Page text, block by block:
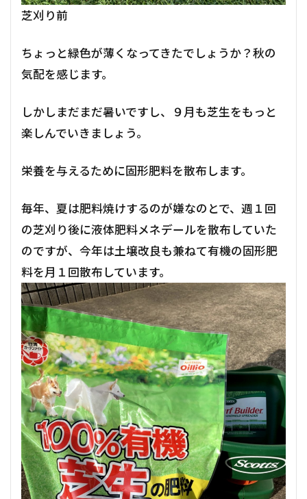
芝刈り前
ちょっと緑色が薄くなってきたでしょうか？秋の
気配を感じます。
しかしまだまだ暑いですし、９月も芝生をもっと
楽しんでいきましょう。
栄養を与えるために固形肥料を散布します。
毎年、夏は肥料焼けするのが嫌なのとで、週１回
の芝刈り後に液体肥料メネデールを散布していた
のですが、今年は土壌改良も兼ねて有機の固形肥
料を月１回散布しています。